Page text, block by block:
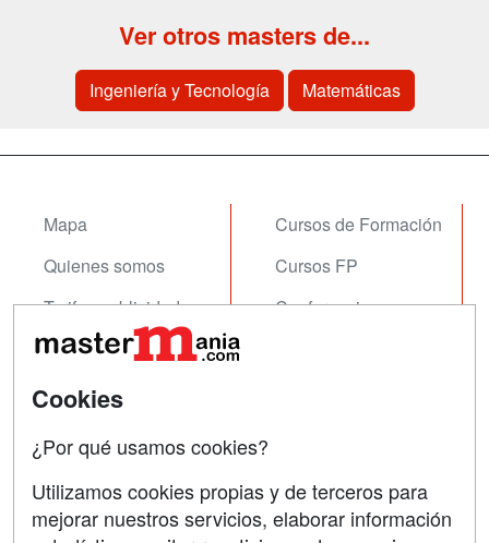
Ver otros masters de...
Ingeniería y Tecnología Matemáticas
Mapa
Quienes somos
Tarifas publicidad
Acceso Usuarios
Acceso Centros
Cursos de Formación
Cursos FP
Conferencias
Contactar
Confidencialidad
Cookies
¿Por qué usamos cookies?
Utilizamos cookies propias y de terceros para
mejorar nuestros servicios, elaborar información